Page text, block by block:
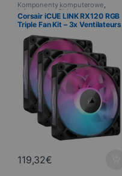
Komponenty komputerowe,
Informatyka ,Chłodzenie
Corsair iCUE LINK RX120 RGB
Triple Fan Kit – 3x Ventilateurs
120 mm PWM RGB Noir
119,32€